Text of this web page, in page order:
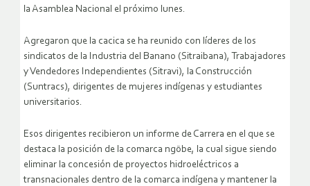
la Asamblea Nacional el próximo lunes.
Agregaron que la cacica se ha reunido con líderes de los
sindicatos de la Industria del Banano (Sitraibana), Trabajadores
y Vendedores Independientes (Sitravi), la Construcción
(Suntracs), dirigentes de mujeres indígenas y estudiantes
universitarios.
Esos dirigentes recibieron un informe de Carrera en el que se
destaca la posición de la comarca ngöbe, la cual sigue siendo
eliminar la concesión de proyectos hidroeléctricos a
transnacionales dentro de la comarca indígena y mantener la